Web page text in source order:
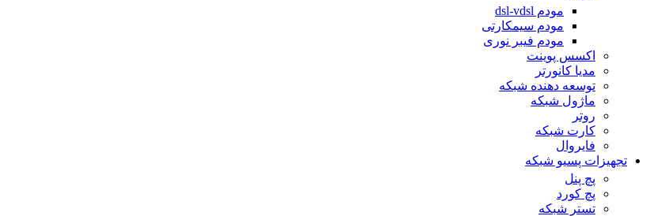
مودم dsl-vdsl
مودم سیمکارتی
مودم فیبر نوری
اکسس پوینت
مدیا کانورتر
توسعه دهنده شبکه
ماژول شبکه
روتر
کارت شبکه
فایروال
تجهیزات پسیو شبکه
پچ پنل
پچ کورد
تستر شبکه